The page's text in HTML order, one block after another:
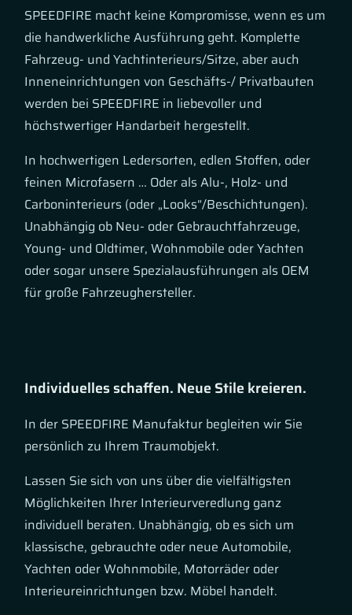
SPEEDFIRE macht keine Kompromisse, wenn es um
die handwerkliche Ausführung geht. Komplette
Fahrzeug- und Yachtinterieurs/Sitze, aber auch
Inneneinrichtungen von Geschäfts-/ Privatbauten
werden bei SPEEDFIRE in liebevoller und
höchstwertiger Handarbeit hergestellt.
In hochwertigen Ledersorten, edlen Stoffen, oder
feinen Microfasern … Oder als Alu-, Holz- und
Carboninterieurs (oder „Looks“/Beschichtungen).
Unabhängig ob Neu- oder Gebrauchtfahrzeuge,
Young- und Oldtimer, Wohnmobile oder Yachten
oder sogar unsere Spezialausführungen als OEM
für große Fahrzeughersteller.
Individuelles schaffen. Neue Stile kreieren.
In der SPEEDFIRE Manufaktur begleiten wir Sie
persönlich zu Ihrem Traumobjekt.
Lassen Sie sich von uns über die vielfältigsten
Möglichkeiten Ihrer Interieurveredlung ganz
individuell beraten. Unabhängig, ob es sich um
klassische, gebrauchte oder neue Automobile,
Yachten oder Wohnmobile, Motorräder oder
Interieureinrichtungen bzw. Möbel handelt.